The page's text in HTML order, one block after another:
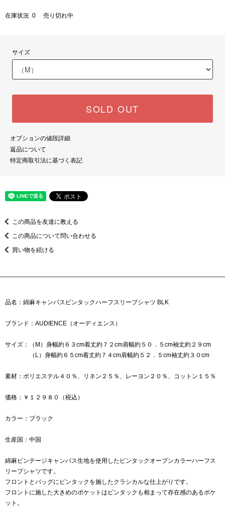
在庫状況 0 売り切れ中
サイズ
SOLD OUT
オプションの値段詳細
返品について
特定商取引法に基づく表記
この商品を友達に教える
この商品について問い合わせる
買い物を続ける
品名：綿麻キャンバスピンタックハーフスリーブシャツ BLK
ブランド：AUDIENCE（オーディエンス）
サイズ：（M）身幅約６３cm着丈約７２cm肩幅約５０．５cm袖丈約２９cm
（L）身幅約６５cm着丈約７４cm肩幅約５２．５cm袖丈約３０cm
素材：ポリエステル４０％、リネン２５％、レーヨン２０％、コットン１５％
価格：￥１２９８０（税込）
カラー：ブラック
生産国：中国
綿麻ビンテージキャンバス生地を使用したピンタックオープンカラーハーフス
リーブシャツです。
フロントとバッグにピンタックを施したクラシカルな仕上がりです。
フロントに施した大きめのポケットはピンタックも相まって存在感のあるポケ
ット。